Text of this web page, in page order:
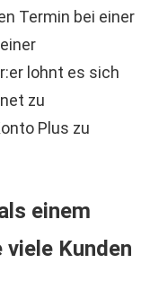
Termin bei einer
lohnt es sich
zu
Plus zu
einem
Kunden